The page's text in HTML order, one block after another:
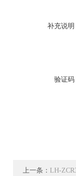
补充说明
验证码
上一条： LH-